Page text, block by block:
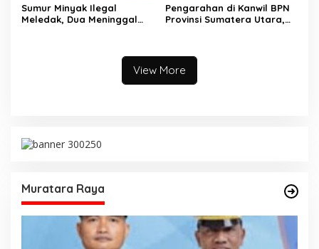
Sumur Minyak Ilegal
Meledak, Dua Meninggal
Pengarahan di Kanwil BPN
Provinsi Sumatera Utara,
Masyarakat
View More
Muratara Raya